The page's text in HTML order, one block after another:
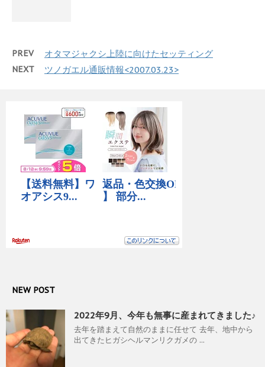
PREV オタマジャクシ上陸に向けたセッティング
NEXT ツノガエル通販情報<2007.03.23>
NEW POST
2022年9月、今年も無事に産まれてきました♪
去年を踏まえて自然のままに任せて 去年、地中から
出てきたヒガシヘルマンリクガメの ...